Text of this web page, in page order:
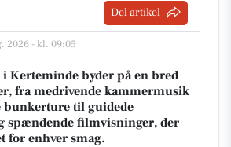
Del artikel
2026 - kl. 09:05
i Kerteminde byder på en bred
fra medrivende kammermusik
bunkerture til guidede
spændende filmvisninger, der
for enhver smag.